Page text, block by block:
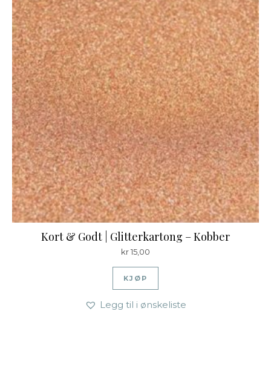
Kort & Godt | Glitterkartong – Kobber
kr15,00
KJØP
Legg til i ønskeliste